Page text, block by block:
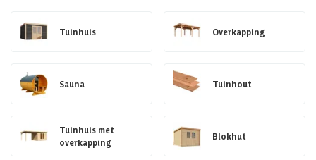
Tuinhuis Overkapping
Sauna Tuinhout
Tuinhuis met
overkapping
Blokhut